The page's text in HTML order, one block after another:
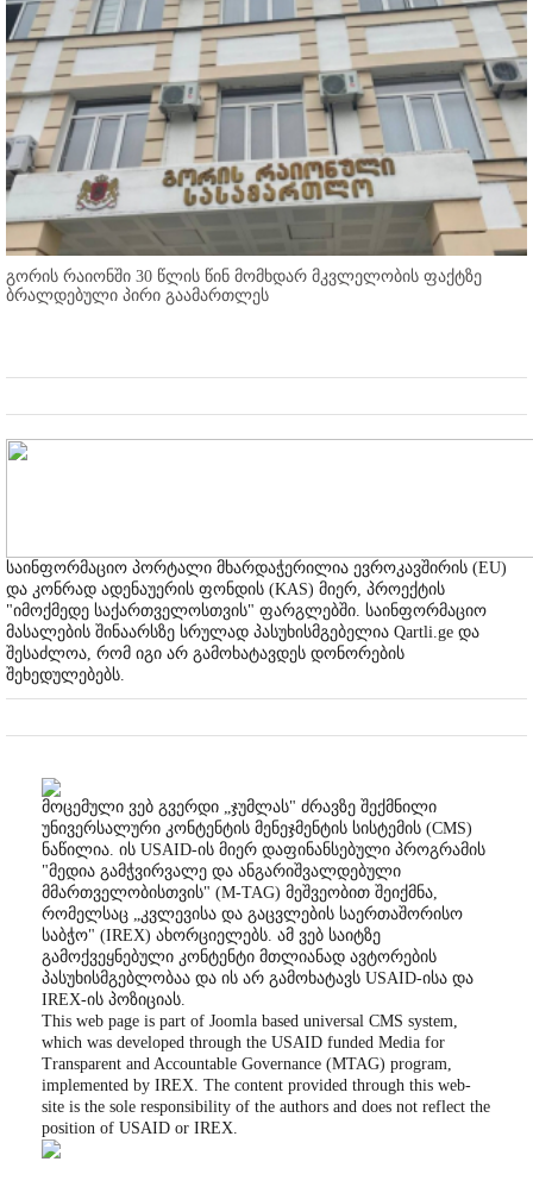
გორის რაიონში 30 წლის წინ მომხდარ მკვლელობის ფაქტზე
ბრალდებული პირი გაამართლეს
საინფორმაციო პორტალი მხარდაჭერილია ევროკავშირის (EU)
და კონრად ადენაუერის ფონდის (KAS) მიერ, პროექტის
"იმოქმედე საქართველოსთვის" ფარგლებში. საინფორმაციო
მასალების შინაარსზე სრულად პასუხისმგებელია Qartli.ge და
შესაძლოა, რომ იგი არ გამოხატავდეს დონორების
შეხედულებებს.
მოცემული ვებ გვერდი „ჯუმლას" ძრავზე შექმნილი
უნივერსალური კონტენტის მენეჯმენტის სისტემის (CMS)
ნაწილია. ის USAID-ის მიერ დაფინანსებული პროგრამის
"მედია გამჭვირვალე და ანგარიშვალდებული
მმართველობისთვის" (M-TAG) მეშვეობით შეიქმნა,
რომელსაც „კვლევისა და გაცვლების საერთაშორისო
საბჭო" (IREX) ახორციელებს. ამ ვებ საიტზე
გამოქვეყნებული კონტენტი მთლიანად ავტორების
პასუხისმგებლობაა და ის არ გამოხატავს USAID-ისა და
IREX-ის პოზიციას.
This web page is part of Joomla based universal CMS system,
which was developed through the USAID funded Media for
Transparent and Accountable Governance (MTAG) program,
implemented by IREX. The content provided through this web-
site is the sole responsibility of the authors and does not reflect the
position of USAID or IREX.